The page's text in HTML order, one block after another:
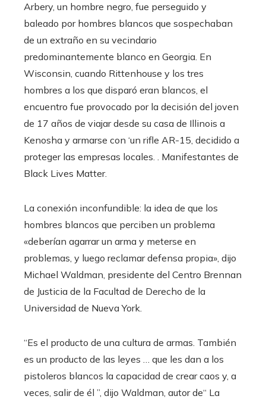
Arbery, un hombre negro, fue perseguido y
baleado por hombres blancos que sospechaban
de un extraño en su vecindario
predominantemente blanco en Georgia. En
Wisconsin, cuando Rittenhouse y los tres
hombres a los que disparó eran blancos, el
encuentro fue provocado por la decisión del joven
de 17 años de viajar desde su casa de Illinois a
Kenosha y armarse con ‘un rifle AR-15, decidido a
proteger las empresas locales. . Manifestantes de
Black Lives Matter.
La conexión inconfundible: la idea de que los
hombres blancos que perciben un problema
«deberían agarrar un arma y meterse en
problemas, y luego reclamar defensa propia», dijo
Michael Waldman, presidente del Centro Brennan
de Justicia de la Facultad de Derecho de la
Universidad de Nueva York.
“Es el producto de una cultura de armas. También
es un producto de las leyes … que les dan a los
pistoleros blancos la capacidad de crear caos y, a
veces, salir de él ”, dijo Waldman, autor de“ La